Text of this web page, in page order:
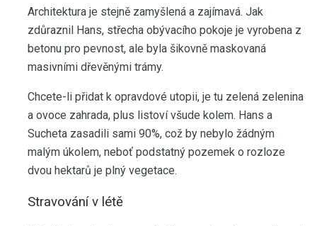
Architektura je stejně zamyšlená a zajímavá. Jak
zdůraznil Hans, střecha obývacího pokoje je vyrobena z
betonu pro pevnost, ale byla šikovně maskovaná
masivními dřevěnými trámy.
Chcete-li přidat k opravdové utopii, je tu zelená zelenina
a ovoce zahrada, plus listoví všude kolem. Hans a
Sucheta zasadili sami 90%, což by nebylo žádným
malým úkolem, neboť podstatný pozemek o rozloze
dvou hektarů je plný vegetace.
Stravování v létě